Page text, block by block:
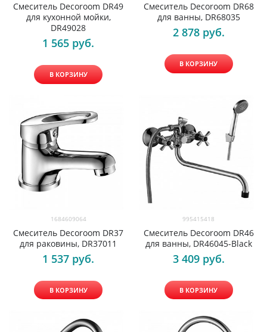
Смеситель Decoroom DR49
для кухонной мойки,
DR49028
1 565 руб.
В КОРЗИНУ
Смеситель Decoroom DR68
для ванны, DR68035
2 878 руб.
В КОРЗИНУ
1684609064
Смеситель Decoroom DR37
для раковины, DR37011
1 537 руб.
В КОРЗИНУ
995415418
Смеситель Decoroom DR46
для ванны, DR46045-Black
3 409 руб.
В КОРЗИНУ